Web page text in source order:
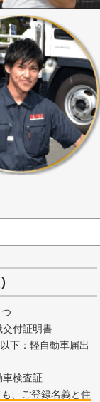
交付証明書
下：軽自動車届出
車検査証
、ご登録名義と住